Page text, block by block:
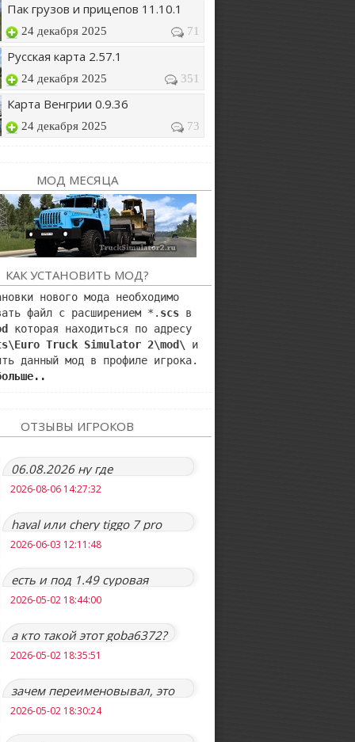
Пак грузов и прицепов 11.10.1
24 декабря 2025 71
Русская карта 2.57.1
24 декабря 2025 351
Карта Венгрии 0.9.36
24 декабря 2025 73
МОД МЕСЯЦА
КАК УСТАНОВИТЬ МОД?
нового мода необходимо
файл с расширением *. scsв
которая находиться по адресу
Truck Simulator 2\mod\
и
данный мод в профиле игрока.
ОТЗЫВЫ ИГРОКОВ
06.08.2026 ну где
обновление то?:(
2026-08-06 14:27:32
haval или chery tiggo 7 pro
2026-06-03 12:11:48
есть и под 1.49 суровая
россия r6 где не надо
отключать ни
2026-05-02 18:44:00
а кто такой этот goba6372?
2026-05-02 18:35:51
зачем переименовывал, это
же системная папка игры.
ничего
2026-05-02 18:30:24